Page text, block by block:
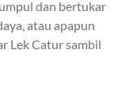
dan bertukar
atau apapun
Lek Catur sambil